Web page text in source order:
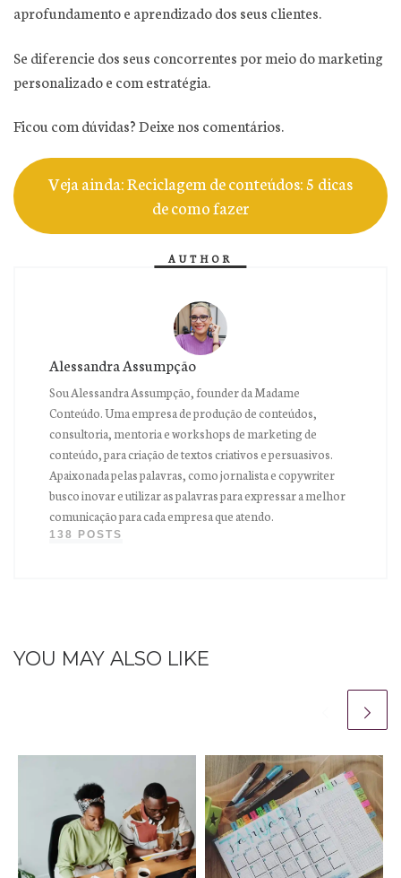
aprofundamento e aprendizado dos seus clientes.
Se diferencie dos seus concorrentes por meio do marketing
personalizado e com estratégia.
Ficou com dúvidas? Deixe nos comentários.
Veja ainda: Reciclagem de conteúdos: 5 dicas
de como fazer
AUTHOR
Alessandra Assumpção
Sou Alessandra Assumpção, founder da Madame
Conteúdo. Uma empresa de produção de conteúdos,
consultoria, mentoria e workshops de marketing de
conteúdo, para criação de textos criativos e persuasivos.
Apaixonada pelas palavras, como jornalista e copywriter
busco inovar e utilizar as palavras para expressar a melhor
comunicação para cada empresa que atendo.
138 POSTS
YOU MAY ALSO LIKE